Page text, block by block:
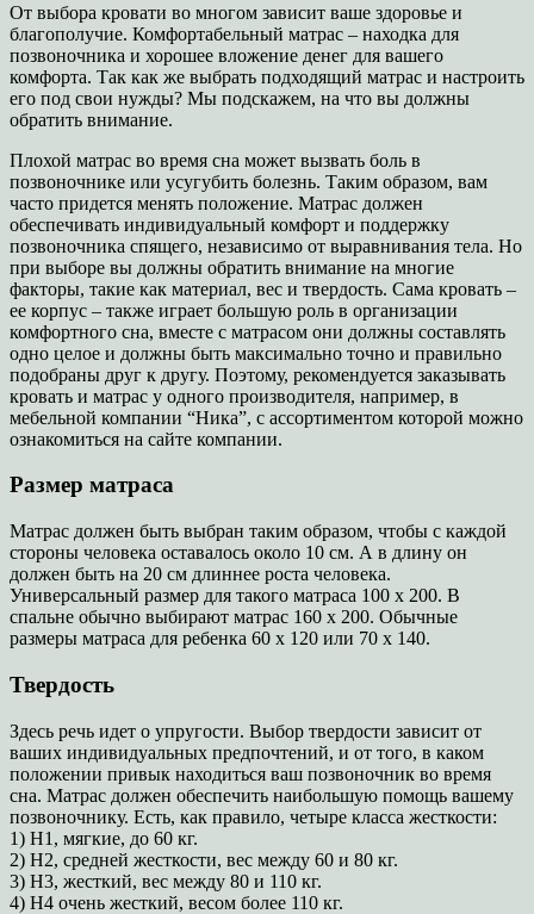
От выбора кровати во многом зависит ваше здоровье и
благополучие. Комфортабельный матрас – находка для
позвоночника и хорошее вложение денег для вашего
комфорта. Так как же выбрать подходящий матрас и настроить
его под свои нужды? Мы подскажем, на что вы должны
обратить внимание.
Плохой матрас во время сна может вызвать боль в
позвоночнике или усугубить болезнь. Таким образом, вам
часто придется менять положение. Матрас должен
обеспечивать индивидуальный комфорт и поддержку
позвоночника спящего, независимо от выравнивания тела. Но
при выборе вы должны обратить внимание на многие
факторы, такие как материал, вес и твердость. Сама кровать –
ее корпус – также играет большую роль в организации
комфортного сна, вместе с матрасом они должны составлять
одно целое и должны быть максимально точно и правильно
подобраны друг к другу. Поэтому, рекомендуется заказывать
кровать и матрас у одного производителя, например, в
мебельной компании “Ника”, с ассортиментом которой можно
ознакомиться на сайте компании.
Размер матраса
Матрас должен быть выбран таким образом, чтобы с каждой
стороны человека оставалось около 10 см. А в длину он
должен быть на 20 см длиннее роста человека.
Универсальный размер для такого матраса 100 х 200. В
спальне обычно выбирают матрас 160 х 200. Обычные
размеры матраса для ребенка 60 х 120 или 70 х 140.
Твердость
Здесь речь идет о упругости. Выбор твердости зависит от
ваших индивидуальных предпочтений, и от того, в каком
положении привык находиться ваш позвоночник во время
сна. Матрас должен обеспечить наибольшую помощь вашему
позвоночнику. Есть, как правило, четыре класса жесткости:
1) Н1, мягкие, до 60 кг.
2) Н2, средней жесткости, вес между 60 и 80 кг.
3) Н3, жесткий, вес между 80 и 110 кг.
4) Н4 очень жесткий, весом более 110 кг.